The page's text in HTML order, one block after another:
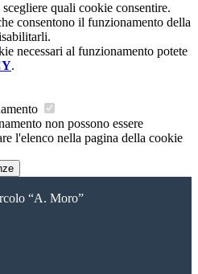
quali cookie consentire.
consentono il funzionamento della
necessari al funzionamento potete
.
non possono essere
l'elenco nella pagina della cookie
“A. Moro”